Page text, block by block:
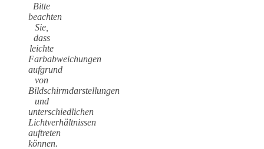
Bitte
beachten
Sie,
dass
leichte
Farbabweichungen
aufgrund
von
Bildschirmdarstellungen
und
unterschiedlichen
Lichtverhältnissen
auftreten
können.